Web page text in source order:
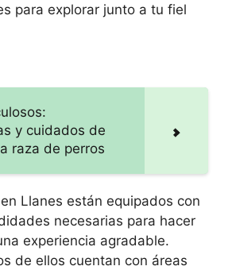
para explorar junto a tu fiel
y cuidados de
raza de perros
Llanes están equipados con
necesarias para hacer
experiencia agradable.
de ellos cuentan con áreas